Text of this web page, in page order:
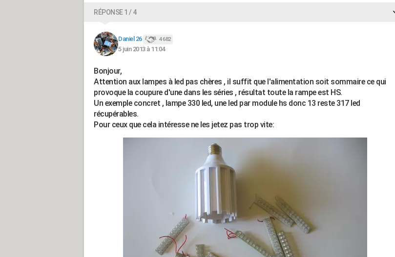
RÉPONSE 1 / 4
Daniel 26 4 682
5 juin 2013 à 11:04
Bonjour,
Attention aux lampes à led pas chères , il suffit que l'alimentation soit sommaire ce qui
provoque la coupure d'une dans les séries , résultat toute la rampe est HS.
Un exemple concret , lampe 330 led, une led par module hs donc 13 reste 317 led
récupérables.
Pour ceux que cela intéresse ne les jetez pas trop vite: